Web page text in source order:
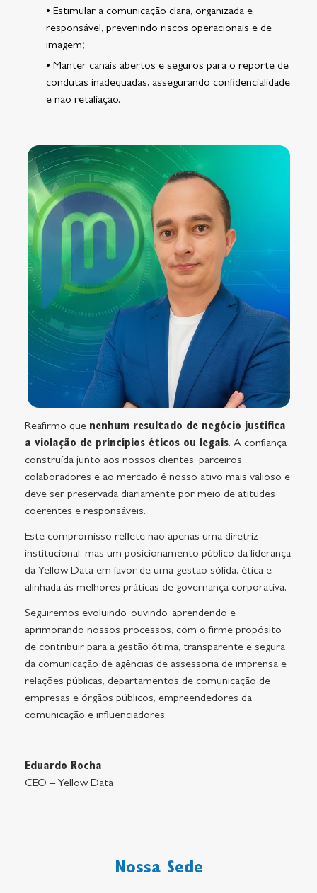
• Estimular a comunicação clara, organizada e
responsável, prevenindo riscos operacionais e de
imagem;
• Manter canais abertos e seguros para o reporte de
condutas inadequadas, assegurando confidencialidade
e não retaliação.
Reafirmo que nenhum resultado de negócio justifica
a violação de princípios éticos ou legais. A confiança
construída junto aos nossos clientes, parceiros,
colaboradores e ao mercado é nosso ativo mais valioso e
deve ser preservada diariamente por meio de atitudes
coerentes e responsáveis.
Este compromisso reflete não apenas uma diretriz
institucional, mas um posicionamento público da liderança
da Yellow Data em favor de uma gestão sólida, ética e
alinhada às melhores práticas de governança corporativa.
Seguiremos evoluindo, ouvindo, aprendendo e
aprimorando nossos processos, com o firme propósito
de contribuir para a gestão ótima, transparente e segura
da comunicação de agências de assessoria de imprensa e
relações públicas, departamentos de comunicação de
empresas e órgãos públicos, empreendedores da
comunicação e influenciadores.
Eduardo Rocha
CEO – Yellow Data
Nossa Sede